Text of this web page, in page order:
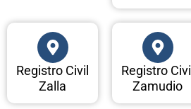
Registro Civil
Zalla
Registro Civil
Zamudio